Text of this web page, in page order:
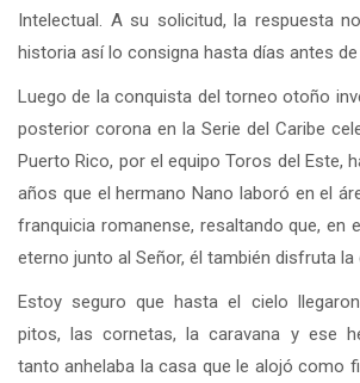
Intelectual. A su solicitud, la respuesta
historia así lo consigna hasta días antes de
Luego de la conquista del torneo otoño
posterior corona en la Serie del Caribe
Puerto Rico, por el equipo Toros del Este,
años que el hermano Nano laboró en el
franquicia romanense, resaltando que, en
eterno junto al Señor, él también disfruta la
Estoy seguro que hasta el cielo
pitos, las cornetas, la caravana y ese
tanto anhelaba la casa que le alojó como